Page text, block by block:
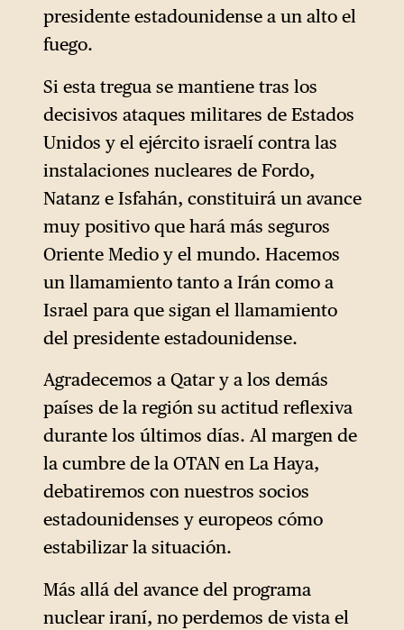
presidente estadounidense a un alto el
fuego.
Si esta tregua se mantiene tras los
decisivos ataques militares de Estados
Unidos y el ejército israelí contra las
instalaciones nucleares de Fordo,
Natanz e Isfahán, constituirá un avance
muy positivo que hará más seguros
Oriente Medio y el mundo. Hacemos
un llamamiento tanto a Irán como a
Israel para que sigan el llamamiento
del presidente estadounidense.
Agradecemos a Qatar y a los demás
países de la región su actitud reflexiva
durante los últimos días. Al margen de
la cumbre de la OTAN en La Haya,
debatiremos con nuestros socios
estadounidenses y europeos cómo
estabilizar la situación.
Más allá del avance del programa
nuclear iraní, no perdemos de vista el